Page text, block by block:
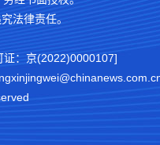
法律责任。
证：京(2022)0000107]